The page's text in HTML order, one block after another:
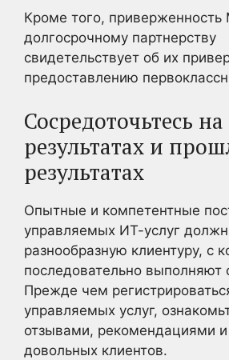
Кроме того, приверженность
долгосрочному партнерству
свидетельствует об их
предоставлению
Сосредоточьтесь на
результатах и
результатах
Опытные и компетентные
управляемых ИТ-услуг
разнообразную клиентуру, с
последовательно выполняют
Прежде чем
управляемых услуг,
отзывами, рекомендациями
довольных клиентов.